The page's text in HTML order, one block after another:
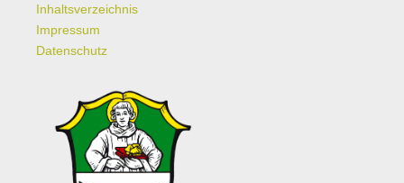
Inhaltsverzeichnis
Impressum
Datenschutz